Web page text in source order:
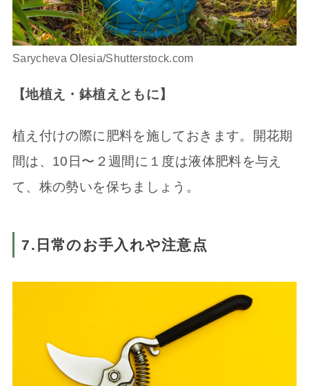
Sarycheva Olesia/Shutterstock.com
【地植え・鉢植えともに】
植え付けの際に肥料を施しておきます。開花期
間は、10日〜２週間に１度は液体肥料を与え
て、株の勢いを保ちましょう。
7.日常のお手入れや注意点